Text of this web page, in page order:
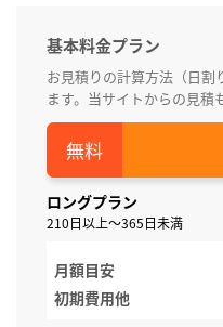
基本料金プラン
お見積りの計算方法（日割
ます。当サイトからの見積
ロングプラン
210日以上～365日未満
月額目安
初期費用他